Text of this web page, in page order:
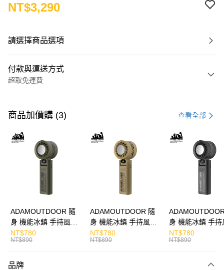
NT$3,290
請選擇商品選項
付款與運送方式
超取免運費
信用卡一次付款
LINE Pay
Apple Pay
運送方式
免運費
商品加價購 (3) 查看全部
ADAMOUTDOOR 隨
身 機能冰鎮 手持風扇
掛繩
NT$780
NT$890
ADAMOUTDOOR 隨
身 機能冰鎮 手持風扇
掛繩
NT$780
NT$890
身 機能冰鎮 手持
掛繩
NT$780
NT$890
品牌